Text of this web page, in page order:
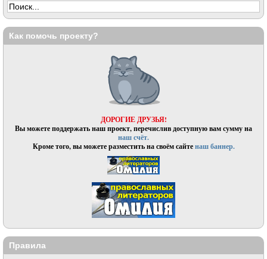
Как помочь проекту?
ДОРОГИЕ ДРУЗЬЯ!
Вы можете поддержать наш проект, перечислив доступную вам сумму на
наш счёт.
Кроме того, вы можете разместить на своём сайтенаш баннер.
Правила